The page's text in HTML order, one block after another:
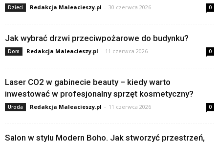
Dzieci Redakcja Maleacieszy.pl - 30 czerwca 2026 0
Jak wybrać drzwi przeciwpożarowe do budynku?
Dom Redakcja Maleacieszy.pl - 11 czerwca 2026 0
Laser CO2 w gabinecie beauty – kiedy warto
inwestować w profesjonalny sprzęt kosmetyczny?
Uroda Redakcja Maleacieszy.pl - 11 czerwca 2026 0
Salon w stylu Modern Boho. Jak stworzyć przestrzeń,